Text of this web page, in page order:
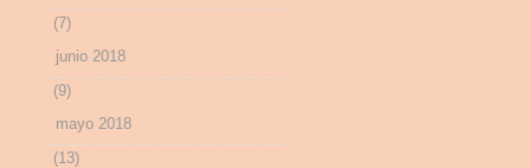
(7)
junio 2018
(9)
mayo 2018
(13)